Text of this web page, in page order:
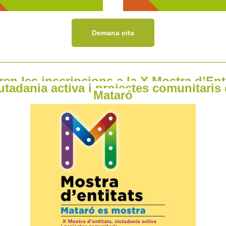
Demana cita
les inscripcions a la X Mostra
activa i projectes comunitaris
Mataró